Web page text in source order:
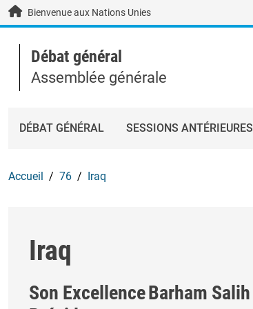
Skip to main content / navigation
Bienvenue aux Nations Unies
Débat général
Assemblée générale
DÉBAT GÉNÉRAL SESSIONS ANTÉRIEURES
Accueil 76 Iraq
Iraq
Son ExcellenceBarham Salih